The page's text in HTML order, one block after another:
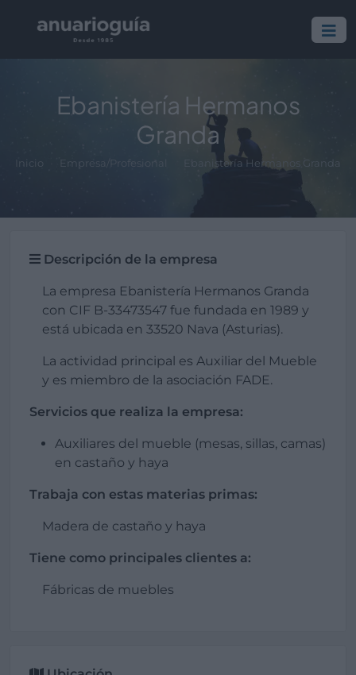
Ebanistería Hermanos
Granda
Inicio Empresa/Profesional Ebanistería Hermanos Granda
Descripción de la empresa
La empresa Ebanistería Hermanos Granda
con CIF B-33473547 fue fundada en 1989 y
está ubicada en 33520 Nava (Asturias).
La actividad principal es Auxiliar del Mueble
y es miembro de la asociación FADE.
Servicios que realiza la empresa:
Auxiliares del mueble (mesas, sillas, camas)
en castaño y haya
Trabaja con estas materias primas:
Madera de castaño y haya
Tiene como principales clientes a:
Fábricas de muebles